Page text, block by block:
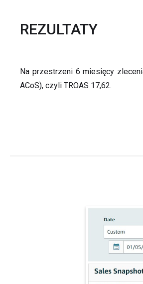
REZULTATY
Na przestrzeni 6 miesięcy
ACoS), czyli TROAS 17,62.